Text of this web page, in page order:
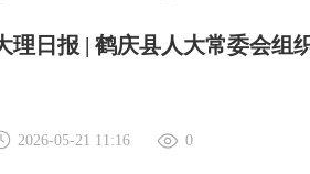
2026-05-21 11:16 0